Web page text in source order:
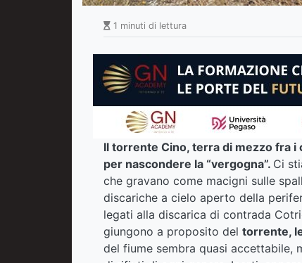
1 minuti di lettura
Il torrente Cino, terra di mezzo fra i
per nascondere la “vergogna”. Ci
che gravano come macigni sulle
discariche a cielo aperto della
legati alla discarica di contrada
giungono a proposito del torrente,
del fiume sembra quasi accettabile,